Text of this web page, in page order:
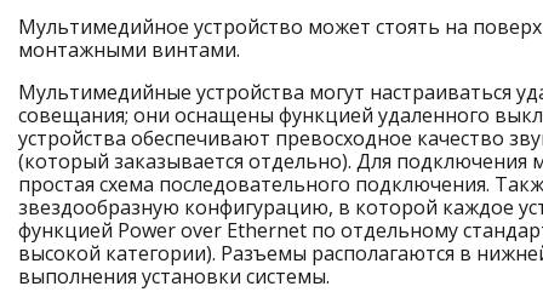
Мультимедийное устройство может стоять на
монтажными винтами.
Мультимедийные устройства могут настраиваться
совещания; они оснащены функцией удаленного
устройства обеспечивают превосходное качество
(который заказывается отдельно). Для подключения
простая схема последовательного подключения.
звездообразную конфигурацию, в которой каждое
функцией Power over Ethernet по отдельному
высокой категории). Разъемы располагаются в
выполнения установки системы.